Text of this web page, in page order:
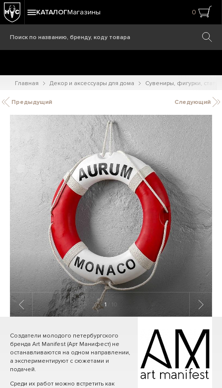
КАТАЛОГМагазины 0
Главная Декор и аксессуары для дома Сувениры, фигурки,
Предыдущий Следующий
1 / 10
Создатели молодого петербургского
бренда Art Manifest (Арт Манифест) не
останавливаются на одном направлении,
а экспериментируют с сюжетами и
подачей.
Среди их работ можно встретить как